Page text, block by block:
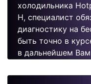
холодильника
H, специалист
диагностику на
быть точно в
в дальнейшем
поломок.